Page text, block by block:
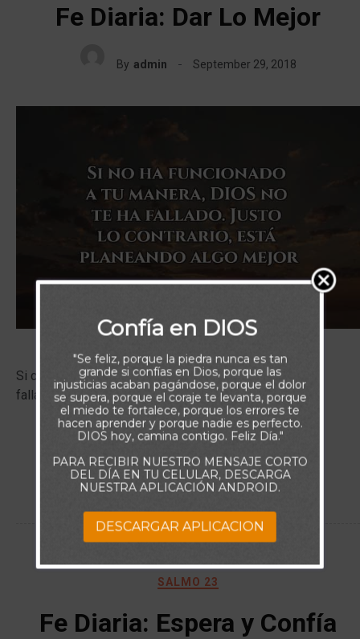
Fe Diaria: Dar Lo Mejor
By admin September 29, 2018
Si creías y no ha funcionado a tu manera, DIOS no te ha
fallado. Justo lo contrario, está planeando algo mejor.
SALMO 23
Fe Diaria: Espera y Confía
Confía en DIOS
"Se feliz, porque la piedra nunca es tan
grande si confías en Dios, porque las
injusticias acaban pagándose, porque el dolor
se supera, porque el coraje te levanta, porque
el miedo te fortalece, porque los errores te
hacen aprender y porque nadie es perfecto.
DIOS hoy, camina contigo. Feliz Día."
PARA RECIBIR NUESTRO MENSAJE CORTO
DEL DÍA EN TU CELULAR, DESCARGA
NUESTRA APLICACIÓN ANDROID.
DESCARGAR APLICACION